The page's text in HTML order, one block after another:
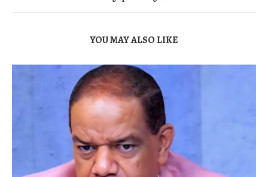
YOU MAY ALSO LIKE